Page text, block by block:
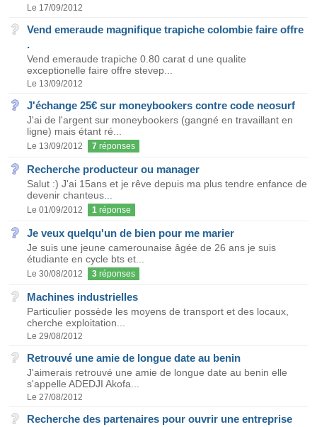
Le 17/09/2012
Vend emeraude magnifique trapiche colombie faire offre
.
Vend emeraude trapiche 0.80 carat d une qualite
exceptionelle faire offre stevep...
Le 13/09/2012
J'échange 25€ sur moneybookers contre code neosurf
J'ai de l'argent sur moneybookers (gangné en travaillant en
ligne) mais étant ré...
Le 13/09/2012 7 réponses
Recherche producteur ou manager
Salut :) J'ai 15ans et je rêve depuis ma plus tendre enfance de
devenir chanteus...
Le 01/09/2012 1 réponse
Je veux quelqu'un de bien pour me marier
Je suis une jeune camerounaise âgée de 26 ans je suis
étudiante en cycle bts et...
Le 30/08/2012 3 réponses
Machines industrielles
Particulier possède les moyens de transport et des locaux,
cherche exploitation...
Le 29/08/2012
Retrouvé une amie de longue date au benin
J'aimerais retrouvé une amie de longue date au benin elle
s'appelle ADEDJI Akofa...
Le 27/08/2012
Recherche des partenaires pour ouvrir une entreprise